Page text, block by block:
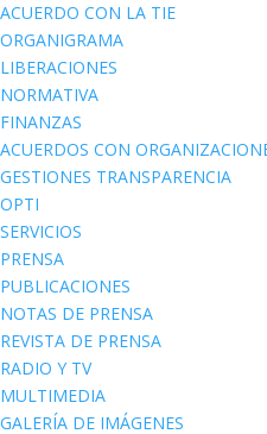
ACUERDO CON LA TIE
ORGANIGRAMA
LIBERACIONES
NORMATIVA
FINANZAS
ACUERDOS CON
GESTIONES TRANSPARENCIA
OPTI
SERVICIOS
PRENSA
PUBLICACIONES
NOTAS DE PRENSA
REVISTA DE PRENSA
RADIO Y TV
MULTIMEDIA
GALERÍA DE IMÁGENES